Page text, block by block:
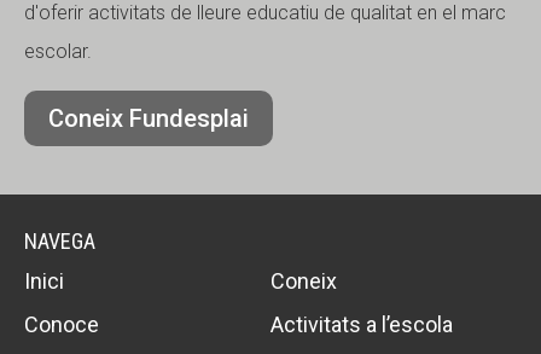
d'oferir activitats de lleure educatiu de qualitat en el marc
escolar.
Coneix Fundesplai
NAVEGA
Inici
Coneix
Conoce
Activitats a l’escola